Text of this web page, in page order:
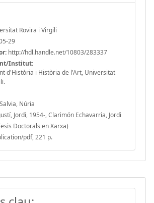
Rovira i Virgili
29
http://hdl.handle.net/10803/283337
Institut:
d'Història i Història de l'Art, Universitat
Núria
Jordi, 1954-, Clarimón Echavarria, Jordi
Doctorals en Xarxa)
pdf, 221 p.